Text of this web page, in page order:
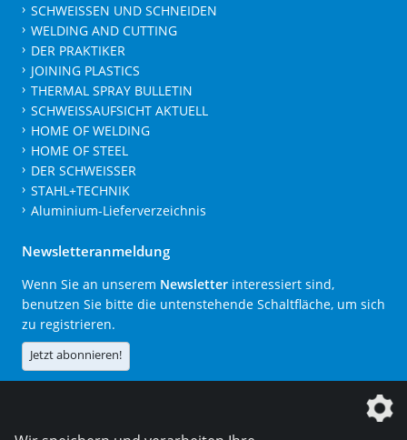
SCHWEISSEN UND SCHNEIDEN
WELDING AND CUTTING
DER PRAKTIKER
JOINING PLASTICS
THERMAL SPRAY BULLETIN
SCHWEISSAUFSICHT AKTUELL
HOME OF WELDING
HOME OF STEEL
DER SCHWEISSER
STAHL+TECHNIK
Aluminium-Lieferverzeichnis
Newsletteranmeldung
Wenn Sie an unserem Newsletter interessiert sind,
benutzen Sie bitte die untenstehende Schaltfläche, um sich
zu registrieren.
Jetzt abonnieren!
Die DVS Media GmbH ist ein Unternehmen der